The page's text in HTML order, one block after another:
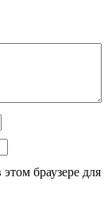
браузере для